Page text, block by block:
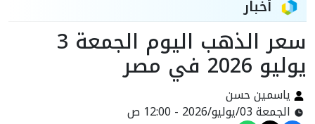
أخبار
سعر الذهب اليوم الجمعة 3
يوليو 2026 في مصر
ياسمين حسن
الجمعة 03/يوليو/2026 - 12:00 ص